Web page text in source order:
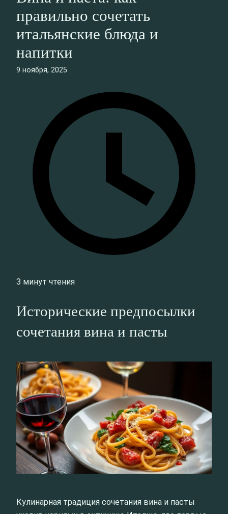
правильно сочетать
итальянские блюда и
напитки
9 ноября, 2025
3 минут чтения
Исторические предпосылки
сочетания вина и пасты
Кулинарная традиция сочетания вина и пасты